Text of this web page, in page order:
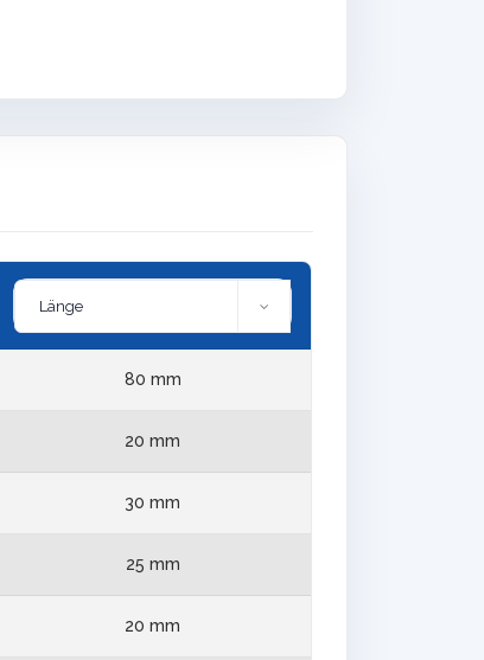
80 mm
20 mm
30 mm
25 mm
20 mm